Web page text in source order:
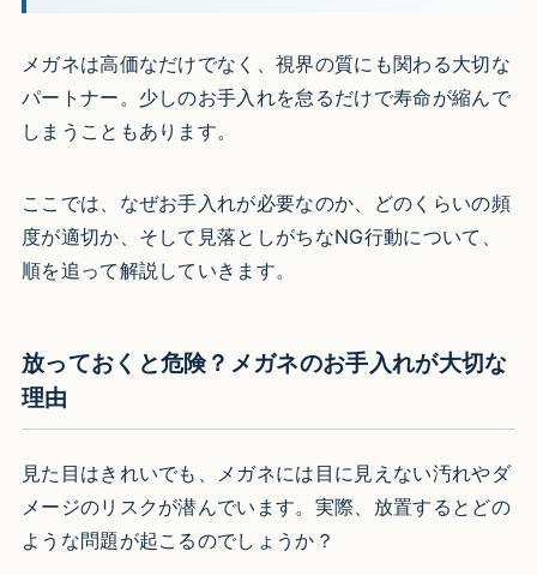
メガネは高価なだけでなく、視界の質にも関わる大切な
パートナー。少しのお手入れを怠るだけで寿命が縮んで
しまうこともあります。
ここでは、なぜお手入れが必要なのか、どのくらいの頻
度が適切か、そして見落としがちなNG行動について、
順を追って解説していきます。
放っておくと危険？メガネのお手入れが大切な
理由
見た目はきれいでも、メガネには目に見えない汚れやダ
メージのリスクが潜んでいます。実際、放置するとどの
ような問題が起こるのでしょうか？